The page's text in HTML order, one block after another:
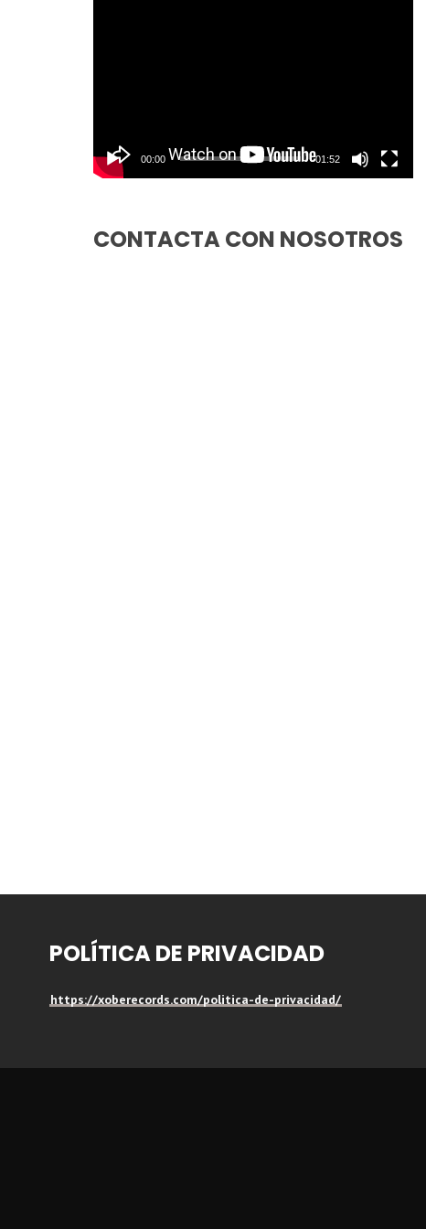
00:00 01:52
CONTACTA CON NOSOTROS
POLÍTICA DE PRIVACIDAD
https://xoberecords.com/politica-de-privacidad/